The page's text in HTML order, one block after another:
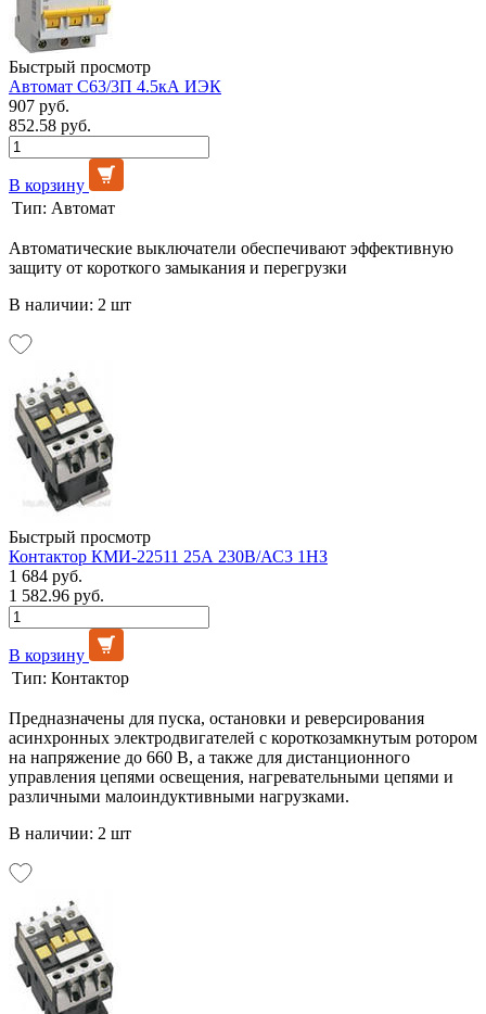
Быстрый просмотр
Автомат C63/3П 4.5кА ИЭК
907 руб.
852.58 руб.
В корзину
Тип: Автомат
Автоматические выключатели обеспечивают эффективную
защиту от короткого замыкания и перегрузки
В наличии: 2 шт
Быстрый просмотр
Контактор КМИ-22511 25А 230В/АС3 1НЗ
1 684 руб.
1 582.96 руб.
В корзину
Тип: Контактор
Предназначены для пуска, остановки и реверсирования
асинхронных электродвигателей с короткозамкнутым ротором
на напряжение до 660 В, а также для дистанционного
управления цепями освещения, нагревательными цепями и
различными малоиндуктивными нагрузками.
В наличии: 2 шт